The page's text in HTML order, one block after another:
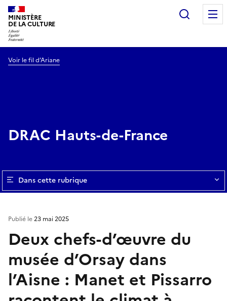
MINISTÈRE
DE LA CULTURE
Voir le fil d’Ariane
DRAC Hauts-de-France
Dans cette rubrique
Deux chefs-d’œuvre du
musée d’Orsay dans
l’Aisne : Manet et Pissarro
Publié le23 mai 2025